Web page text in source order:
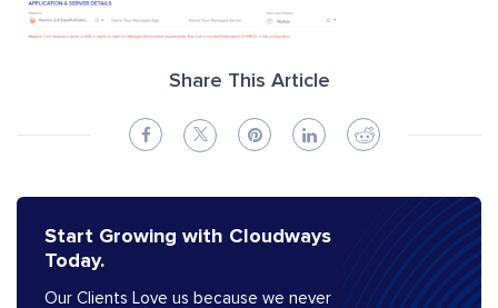
Share This Article
Start Growing with Cloudways
Today.
Our Clients Love us because we never